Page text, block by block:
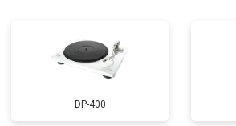
DP-400